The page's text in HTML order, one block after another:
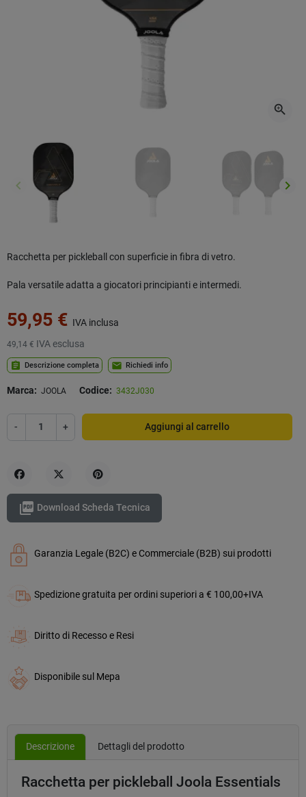
zoom_in
Precedente
keyboard_arrow_left keyboard_arrow_right
Racchetta per pickleball con superficie in fibra di vetro.
Pala versatile adatta a giocatori principianti e intermedi.
59,95 € IVA inclusa
49,14 € IVA esclusa
assignment Descrizione completa mail Richiedi info
Marca: JOOLA Codice: 3432J030
- + Aggiungi al carrello
 Download Scheda Tecnica
Garanzia Legale (B2C) e Commerciale (B2B) sui prodotti
Spedizione gratuita per ordini superiori a € 100,00+IVA
Diritto di Recesso e Resi
Disponibile sul Mepa
Descrizione Dettagli del prodotto
Racchetta per pickleball Joola Essentials